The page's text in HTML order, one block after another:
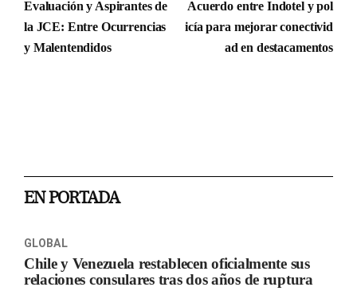
Evaluación y Aspirantes de
la JCE: Entre Ocurrencias
y Malentendidos
Acuerdo entre Indotel y pol
icía para mejorar conectivid
ad en destacamentos
EN PORTADA
GLOBAL
Chile y Venezuela restablecen oficialmente sus
relaciones consulares tras dos años de ruptura